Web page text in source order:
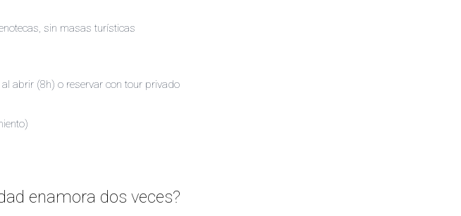
sin masas turísticas
abrir (8h) o reservar con tour privado
enamora dos veces?